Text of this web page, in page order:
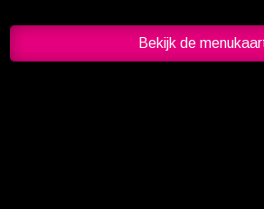
Bekijk de